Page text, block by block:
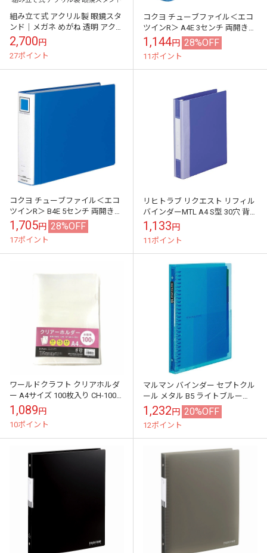
組み立て式 アクリル製 眼鏡スタ
ンド｜メガネ めがね 透明 アクリ
ル 並べる 綺麗 スタイリッシュ
インテリア 飾る 収納
2,700円
27ポイント
コクヨ チューブファイル＜エコ
ツインR＞ A4E 3センチ 両開き
フ-RT635B
1,144円 28%OFF
11ポイント
コクヨ チューブファイル＜エコ
ツインR＞ B4E 5センチ 両開き
フ-RT659B
1,705円 28%OFF
17ポイント
リヒトラブ リクエスト リフィル
バインダーMTL A4 S型 30穴 背幅
50mm 青 G3903-8
1,133円
11ポイント
ワールドクラフト クリアホルダ
ー A4サイズ 100枚入り CH-100
クリヤホルダー クリヤーホルダ
ー クリアーホルダー クリ...
1,089円
10ポイント
マルマン バインダー セプトクル
ール メタル B5 ライトブルー
F615B-52
1,232円 20%OFF
12ポイント